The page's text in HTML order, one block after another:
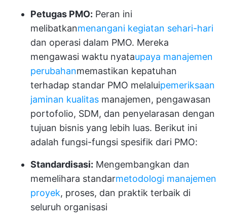
Petugas PMO: Peran ini
melibatkanmenangani kegiatan sehari-hari
dan operasi dalam PMO. Mereka
mengawasi waktu nyataupaya manajemen
perubahanmemastikan kepatuhan
terhadap standar PMO melaluipemeriksaan
jaminan kualitas manajemen, pengawasan
portofolio, SDM, dan penyelarasan dengan
tujuan bisnis yang lebih luas. Berikut ini
adalah fungsi-fungsi spesifik dari PMO:
Standardisasi: Mengembangkan dan
memelihara standarmetodologi manajemen
proyek, proses, dan praktik terbaik di
seluruh organisasi